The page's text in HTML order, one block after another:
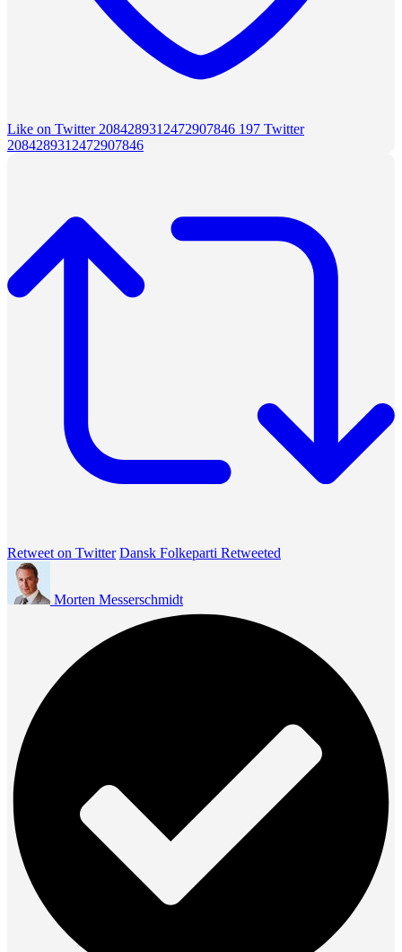
Like on Twitter 2084289312472907846 197 Twitter
2084289312472907846
Retweet on Twitter Dansk Folkeparti Retweeted
Morten Messerschmidt